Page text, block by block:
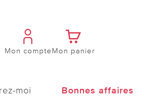
Mon compteMon panier
moi Bonnes affaires